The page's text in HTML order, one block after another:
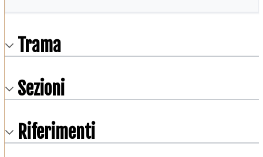
Trama
Sezioni
Riferimenti